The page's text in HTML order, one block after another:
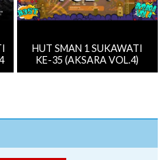
HUT SMAN 1 SUKAWATI
KE-35 (AKSARA VOL.4)